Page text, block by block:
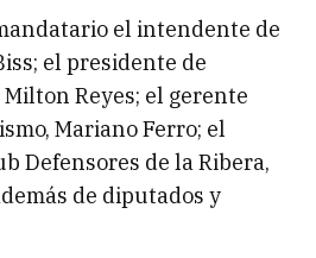
el intendente de
el presidente de
Reyes; el gerente
Mariano Ferro; el
Defensores de la Ribera,
de diputados y